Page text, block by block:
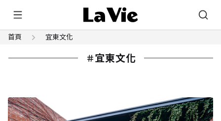
首頁 宜東文化
宜東文化